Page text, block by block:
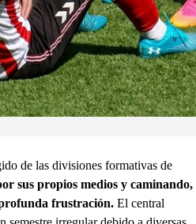
de las divisiones formativas de
sus propios medios y caminando,
frustración. El central